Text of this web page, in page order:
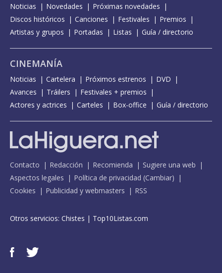
Noticias Novedades
Próximas novedades
Discos históricos
Canciones Festivales
Premios
Artistas y grupos
Portadas Listas Guía / directorio
CINEMANÍA
Noticias Cartelera Próximos estrenos
DVD
Avances
Tráilers
Festivales + premios
Actores y actrices
Carteles Box-office Guía / directorio
Contacto Redacción Recomienda
Sugiere una web
Aspectos legales
Política de privacidad (Cambiar)
Cookies
Publicidad y webmasters RSS
Otros servicios: Chistes | Top10Listas.com